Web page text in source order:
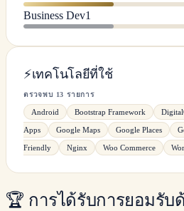
Business Dev1
⚡เทคโนโลยีที่ใช้
ตรวจพบ 13 รายการ
Android Bootstrap Framework
Apps Google Maps Google Places
Friendly Nginx Woo Commerce
🏆 การได้รับการยอมรับ